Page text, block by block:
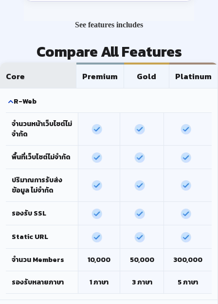
See features includes
Compare All Features
Core Premium Gold Platinum
R-Web
จำนวนหน้าเว็บไซต์ไม่
จำกัด
พื้นที่เว็บไซต์ไม่จำกัด
ปริมาณการรับส่ง
ข้อมูล ไม่จำกัด
รองรับ SSL
Static URL
จำนวน Members 10,000 50,000 300,000
รองรับหลายภาษา 1 ภาษา 3 ภาษา 5 ภาษา